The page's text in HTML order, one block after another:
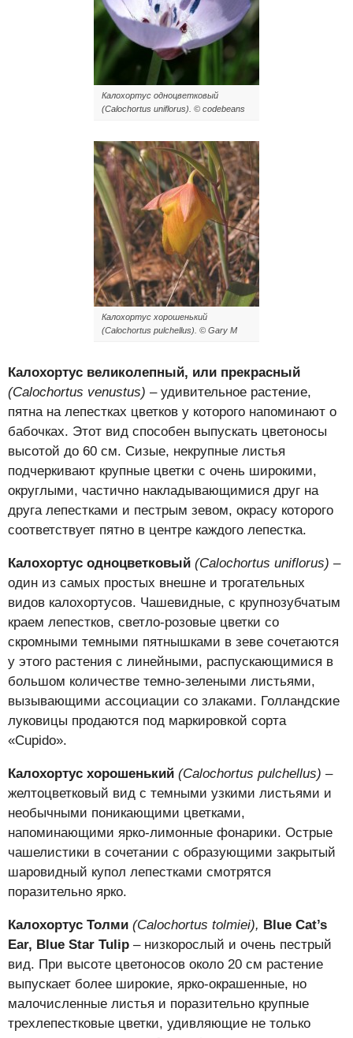
Калохортус одноцветковый
(Calochortus uniflorus). © codebeans
Калохортус хорошенький
(Calochortus pulchellus). © Gary M
Калохортус великолепный, или прекрасный
(Calochortus venustus) – удивительное растение,
пятна на лепестках цветков у которого напоминают о
бабочках. Этот вид способен выпускать цветоносы
высотой до 60 см. Сизые, некрупные листья
подчеркивают крупные цветки с очень широкими,
округлыми, частично накладывающимися друг на
друга лепестками и пестрым зевом, окрасу которого
соответствует пятно в центре каждого лепестка.
Калохортус одноцветковый (Calochortus uniflorus) –
один из самых простых внешне и трогательных
видов калохортусов. Чашевидные, с крупнозубчатым
краем лепестков, светло-розовые цветки со
скромными темными пятнышками в зеве сочетаются
у этого растения с линейными, распускающимися в
большом количестве темно-зелеными листьями,
вызывающими ассоциации со злаками. Голландские
луковицы продаются под маркировкой сорта
«Cupido».
Калохортус хорошенький (Calochortus pulchellus) –
желтоцветковый вид с темными узкими листьями и
необычными поникающими цветками,
напоминающими ярко-лимонные фонарики. Острые
чашелистики в сочетании с образующими закрытый
шаровидный купол лепестками смотрятся
поразительно ярко.
Калохортус Толми (Calochortus tolmiei), Blue Cat’s
Ear, Blue Star Tulip – низкорослый и очень пестрый
вид. При высоте цветоносов около 20 см растение
выпускает более широкие, ярко-окрашенные, но
малочисленные листья и поразительно крупные
трехлепестковые цветки, удивляющие не только